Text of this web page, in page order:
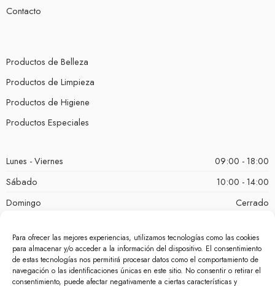
Para ofrecer las mejores experiencias, utilizamos tecnologías como las cookies
para almacenar y/o acceder a la información del dispositivo. El consentimiento
de estas tecnologías nos permitirá procesar datos como el comportamiento de
navegación o las identificaciones únicas en este sitio. No consentir o retirar el
consentimiento, puede afectar negativamente a ciertas características y
Contacto
Productos de Belleza
Productos de Limpieza
Productos de Higiene
Productos Especiales
Lunes - Viernes
09:00 - 18:00
Sábado
10:00 - 14:00
Domingo
Cerrado